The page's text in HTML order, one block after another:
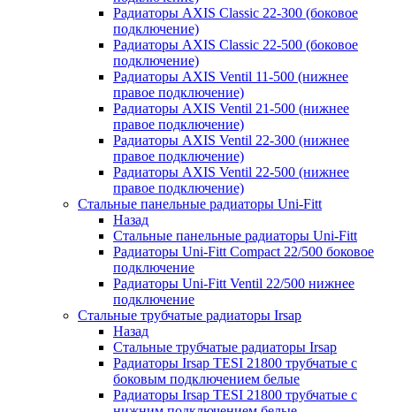
Радиаторы AXIS Classic 22-300 (боковое
подключение)
Радиаторы AXIS Classic 22-500 (боковое
подключение)
Радиаторы AXIS Ventil 11-500 (нижнее
правое подключение)
Радиаторы AXIS Ventil 21-500 (нижнее
правое подключение)
Радиаторы AXIS Ventil 22-300 (нижнее
правое подключение)
Радиаторы AXIS Ventil 22-500 (нижнее
правое подключение)
Стальные панельные радиаторы Uni-Fitt
Назад
Стальные панельные радиаторы Uni-Fitt
Радиаторы Uni-Fitt Compact 22/500 боковое
подключение
Радиаторы Uni-Fitt Ventil 22/500 нижнее
подключение
Стальные трубчатые радиаторы Irsap
Назад
Стальные трубчатые радиаторы Irsap
Радиаторы Irsap TESI 21800 трубчатые с
боковым подключением белые
Радиаторы Irsap TESI 21800 трубчатые с